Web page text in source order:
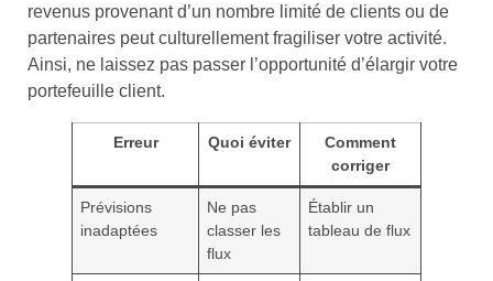
revenus provenant d’un nombre limité de clients ou de
partenaires peut culturellement fragiliser votre activité.
Ainsi, ne laissez pas passer l’opportunité d’élargir votre
portefeuille client.
Erreur Quoi éviter
Comment
corriger
Prévisions
inadaptées
Ne pas
classer les
flux
Établir un
tableau de flux